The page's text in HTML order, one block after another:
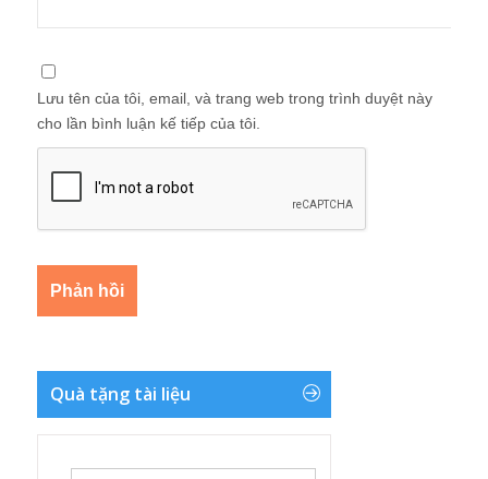
Lưu tên của tôi, email, và trang web trong trình duyệt này
cho lần bình luận kế tiếp của tôi.
Quà tặng tài liệu